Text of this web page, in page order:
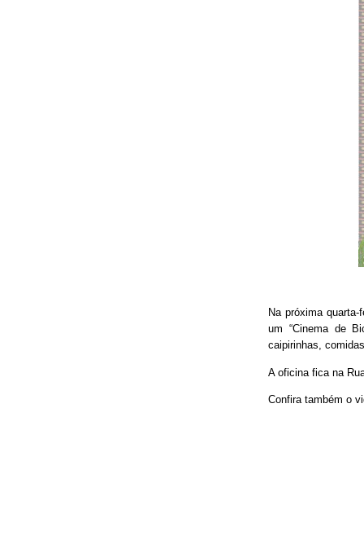
Na próxima
um “Cinema de
caipirinhas,
A oficina fica na
Confira também o